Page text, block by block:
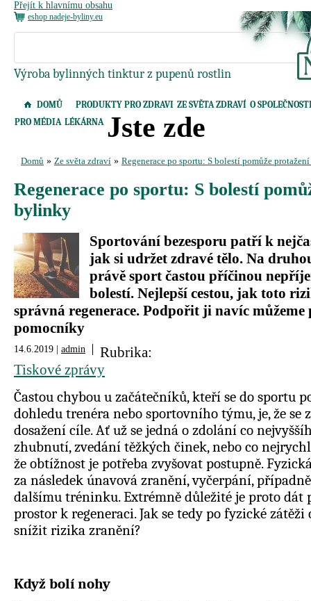
Přejít k hlavnímu obsahu
eshop nadeje-byliny.eu
Výroba bylinných tinktur z pupenů rostlin
DOMŮ PRODUKTY PRO ZDRAVI ZE SVĚTA ZDRAVÍ O
PRO MÉDIA LÉKÁRNA Jste zde
Domů » Ze světa zdraví » Regenerace po sportu: S bolestí pomůže
Regenerace po sportu: S bolestí
bylinky
Sportování bezesporu patří k
jak si udržet zdravé tělo. Na
právě sport častou příčinou
bolestí. Nejlepší cestou, jak toto
správná regenerace. Podpořit ji navíc
pomocníky
14.6.2019 | admin
Rubrika:
Tiskové zprávy
Častou chybou u začátečníků, kteří se do sportu
dohledu trenéra nebo sportovního týmu, je, že se
dosažení cíle. Ať už se jedná o zdolání co
zhubnutí, zvedání těžkých činek, nebo co
že obtížnost je potřeba zvyšovat postupně.
za následek únavová zranění, vyčerpání,
dalšímu tréninku. Extrémně důležité je proto dát
prostor k regeneraci. Jak se tedy po fyzické
snížit rizika zranění?
Když bolí nohy